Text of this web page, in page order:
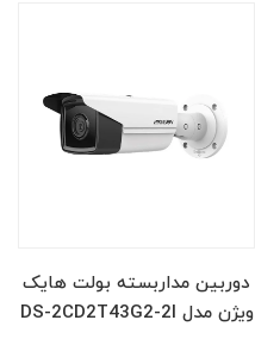
دوربین مداربسته بولت هایک
ویژن مدل DS-2CD2T43G2-2I